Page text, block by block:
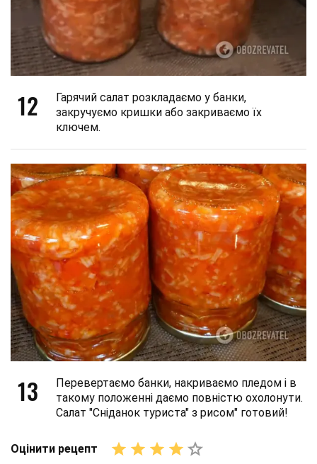
12
Гарячий салат розкладаємо у банки,
закручуємо кришки або закриваємо їх
ключем.
13
Перевертаємо банки, накриваємо пледом і в
такому положенні даємо повністю охолонути.
Салат "Сніданок туриста" з рисом" готовий!
Оцінити рецепт